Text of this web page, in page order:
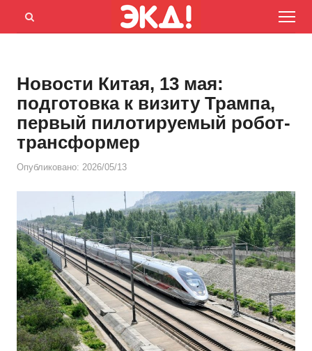
Menu
Открыть
Новости Китая, 13 мая:
подготовка к визиту Трампа,
первый пилотируемый робот-
трансформер
Опубликовано: 2026/05/13